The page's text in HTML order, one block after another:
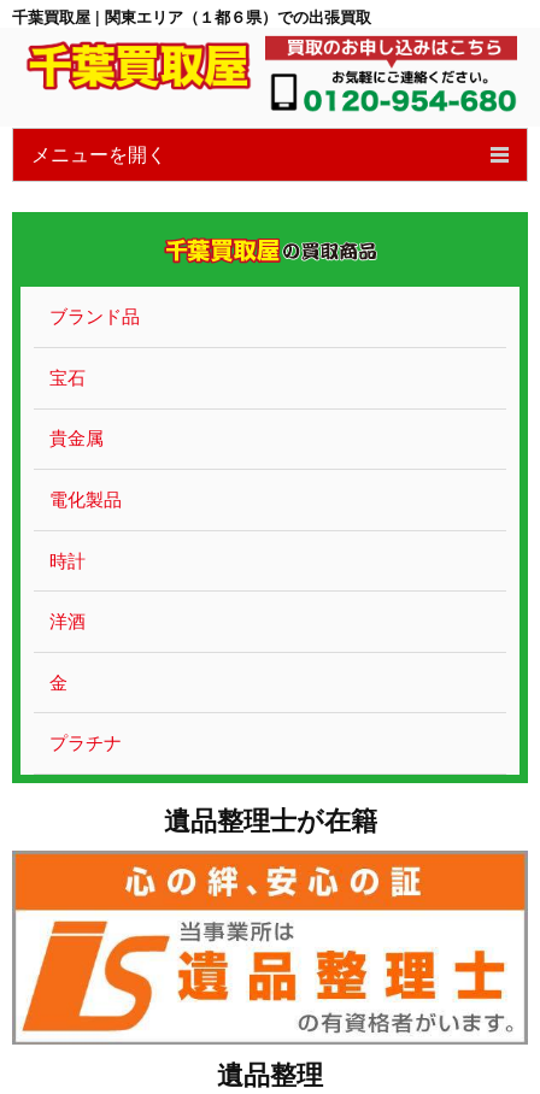
千葉買取屋 | 関東エリア（１都６県）での出張買取
メニューを開く
買取の流れ
買取ブログ
貴金属ブランド
遺品整理
お問い合わせ
ブランド品
宝石
貴金属
電化製品
時計
洋酒
金
プラチナ
遺品整理士が在籍
遺品整理